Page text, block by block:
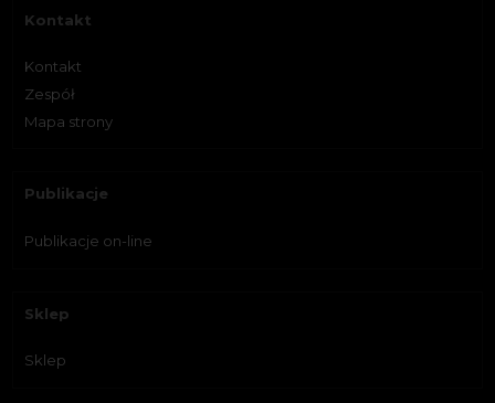
Kontakt
Kontakt
Zespół
Mapa strony
Publikacje
Publikacje on-line
Sklep
Sklep